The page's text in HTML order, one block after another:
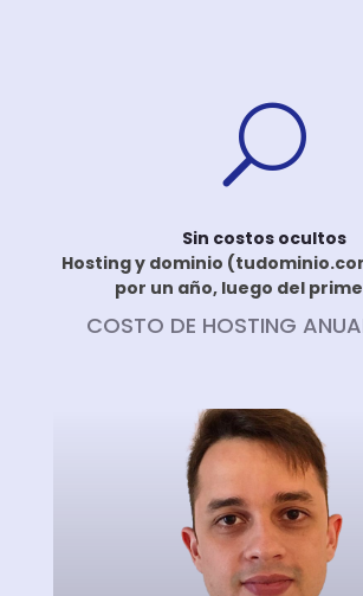
U
Sin costos ocultos
Hosting y dominio
por un año, luego del
COSTO DE HOSTING